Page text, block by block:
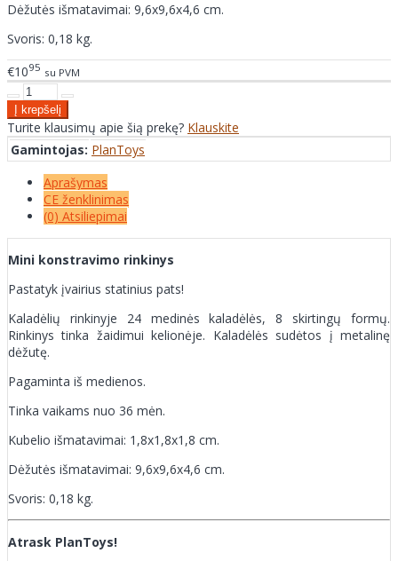
Dėžutės išmatavimai: 9,6x9,6x4,6 cm.
Svoris: 0,18 kg.
€1095 su PVM
Turite klausimų apie šią prekę? Klauskite
Gamintojas: PlanToys
Aprašymas
CE ženklinimas
(0) Atsiliepimai
Mini konstravimo rinkinys
Pastatyk įvairius statinius pats!
Kaladėlių rinkinyje 24 medinės kaladėlės, 8 skirtingų formų.
Rinkinys tinka žaidimui kelionėje. Kaladėlės sudėtos į metalinę
dėžutę.
Pagaminta iš medienos.
Tinka vaikams nuo 36 mėn.
Kubelio išmatavimai: 1,8x1,8x1,8 cm.
Dėžutės išmatavimai: 9,6x9,6x4,6 cm.
Svoris: 0,18 kg.
Atrask PlanToys!